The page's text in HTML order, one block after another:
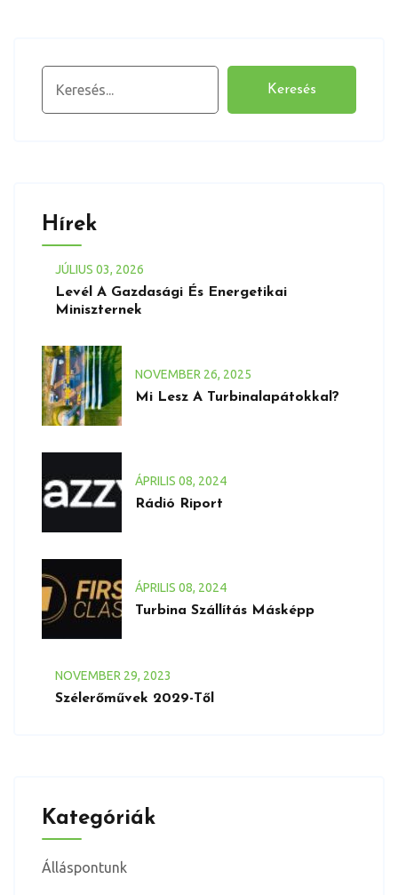
Keresés
Hírek
JÚLIUS 03, 2026
Levél A Gazdasági És Energetikai
Miniszternek
NOVEMBER 26, 2025
Mi Lesz A Turbinalapátokkal?
ÁPRILIS 08, 2024
Rádió Riport
ÁPRILIS 08, 2024
Turbina Szállítás Másképp
NOVEMBER 29, 2023
Szélerőművek 2029-Től
Kategóriák
Álláspontunk